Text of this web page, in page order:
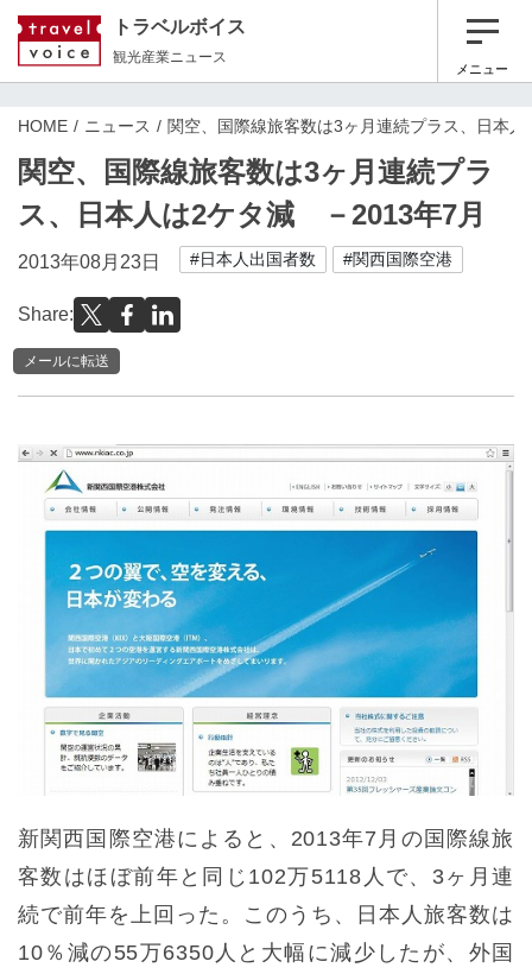
トラベルボイス
観光産業ニュース
メニュー
HOME ニュース 関空、国際線旅客数は3ヶ月連続プラス、日本
関空、国際線旅客数は3ヶ月連続プラ
ス、日本人は2ケタ減 －2013年7月
2013年08月23日 #日本人出国者数 #関西国際空港
Share:
メールに転送
新関西国際空港によると、2013年7月の国際線旅
客数はほぼ前年と同じ102万5118人で、3ヶ月連
続で前年を上回った。このうち、日本人旅客数は
10％減の55万6350人と大幅に減少したが、外国